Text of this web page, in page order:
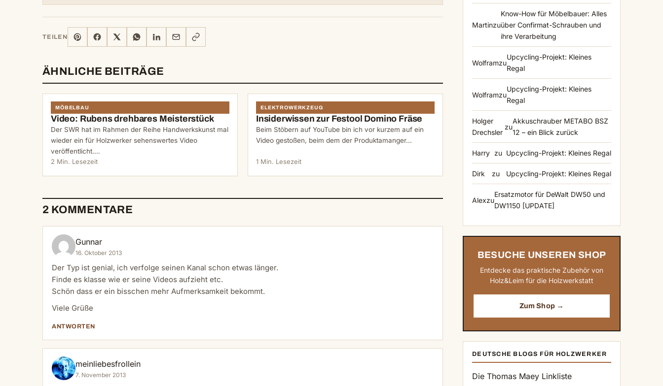
TEILEN
PINTERESTFACEBOOK WHATSAPPLINKEDIN
MAIL
LINK
KOPIEREN
ÄHNLICHE BEITRÄGE
MÖBELBAU
Video: Rubens drehbares Meisterstück
Der SWR hat im Rahmen der Reihe Handwerkskunst mal
wieder ein für Holzwerker sehenswertes Video
veröffentlicht.…
2 Min. Lesezeit
ELEKTROWERKZEUG
Insiderwissen zur Festool Domino Fräse
Beim Stöbern auf YouTube bin ich vor kurzem auf ein
Video gestoßen, beim dem der Produktamanger…
1 Min. Lesezeit
2 KOMMENTARE
Gunnar
16. Oktober 2013
Der Typ ist genial, ich verfolge seinen Kanal schon etwas länger.
Finde es klasse wie er seine Videos aufzieht etc.
Schön dass er ein bisschen mehr Aufmerksamkeit bekommt.
Viele Grüße
ANTWORTEN
meinliebesfrollein
7. November 2013
Martinzu
Know-How für Möbelbauer: Alles
über Confirmat-Schrauben und
ihre Verarbeitung
Wolframzu
Upcycling-Projekt: Kleines
Regal
Wolframzu
Upcycling-Projekt: Kleines
Regal
Holger
Drechsler
zu
Akkuschrauber METABO BSZ
12 – ein Blick zurück
Harry zu Upcycling-Projekt: Kleines Regal
Dirk zu Upcycling-Projekt: Kleines Regal
Alexzu
Ersatzmotor für DeWalt DW50 und
DW1150 [UPDATE]
BESUCHE UNSEREN SHOP
Entdecke das praktische Zubehör von
Holz&Leim für die Holzwerkstatt
Zum Shop →
DEUTSCHE BLOGS FÜR HOLZWERKER
Die Thomas Maey Linkliste